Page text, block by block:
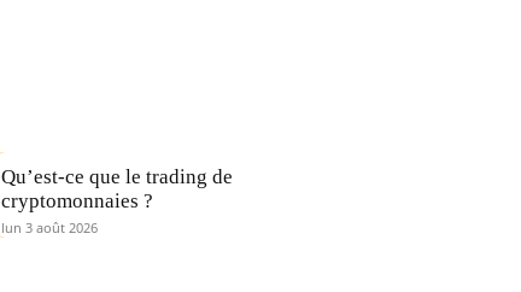
Qu’est-ce que le trading de
cryptomonnaies ?
lun 3 août 2026